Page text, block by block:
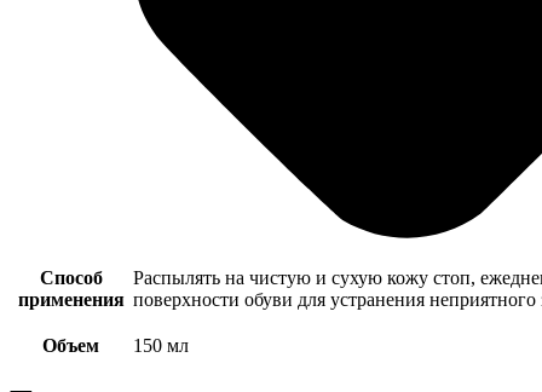
Способ
применения
Распылять на чистую и сухую кожу стоп,
поверхности обуви для устранения
Объем 150 мл